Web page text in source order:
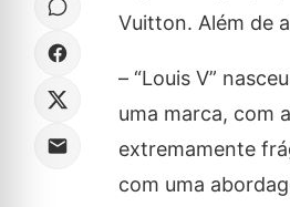
Vuitton. Além de
– “Louis V”
uma marca, com
extremamente
com uma